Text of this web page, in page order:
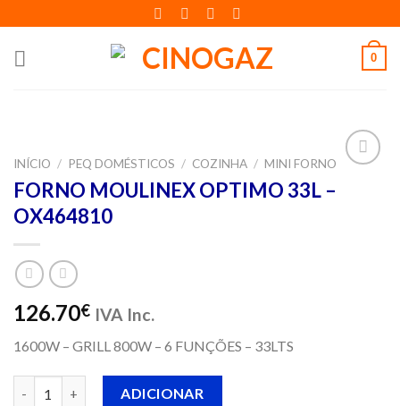
to
content
0
aos meus
INÍCIO / PEQ DOMÉSTICOS / COZINHA / MINI FORNO
FORNO MOULINEX OPTIMO 33L –
OX464810
126.70€ IVA Inc.
1600W – GRILL 800W – 6 FUNÇÕES – 33LTS
ADICIONAR